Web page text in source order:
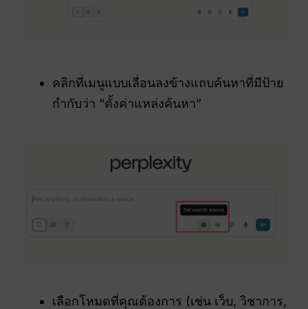
คลิกที่เมนูแบบเลื่อนลงข้างแถบค้นหาที่มีป้าย
กำกับว่า “ตั้งค่าแหล่งค้นหา”
เลือกโหมดที่คุณต้องการ (เช่น เว็บ, วิชาการ,